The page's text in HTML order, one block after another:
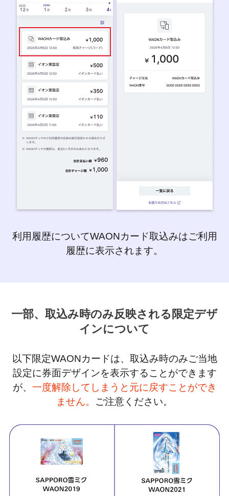
利用履歴についてWAONカード取込みはご利用
履歴に表示されます。
一部、取込み時のみ反映される限定デザ
インについて
以下限定WAONカードは、取込み時のみご当地
設定に券面デザインを表示することができます
が、 一度解除してしまうと元に戻すことができ
ません。 ご注意ください。